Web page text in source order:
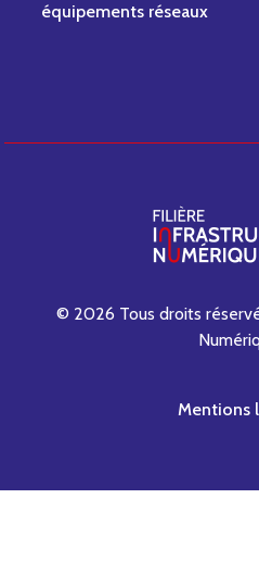
équipements réseaux
© 2026 Tous droits
Mentions